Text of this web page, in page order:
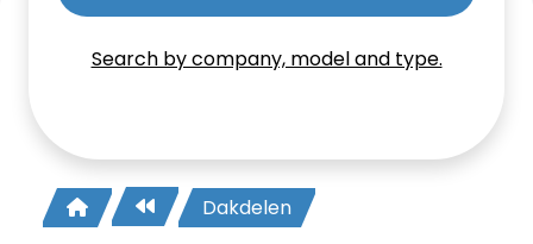
Search by company, model and type.
Dakdelen